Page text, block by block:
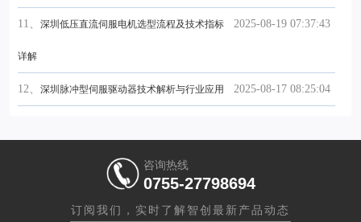
2025-08-19 07:37:43
11、 深圳低压直流伺服电机选型流程及技术指标
详解
2025-08-17 08:25:04
12、 深圳脉冲型伺服驱动器技术解析与行业应用
咨询热线
0755-27798694
订阅我们，实时了解智创最新产品动态